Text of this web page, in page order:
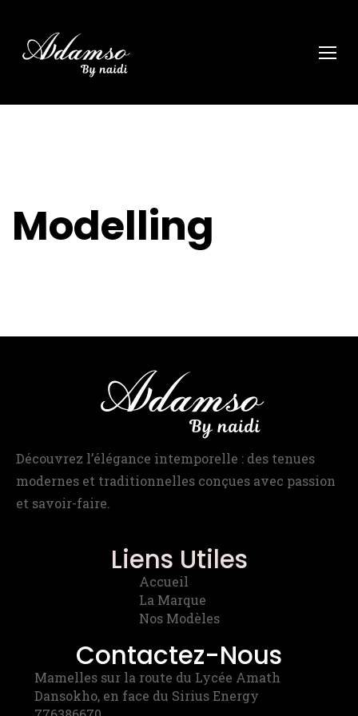
Modelling
Découvrez l’élégance intemporelle : des tenues
modernes et traditionnelles conçues avec passion
et savoir-faire.
Liens Utiles
Accueil
La Marque
Nos Modèles
Contactez-Nous
Mamelles sur la route du Lycée Amath
Dansokho, en face du Sirius Energy